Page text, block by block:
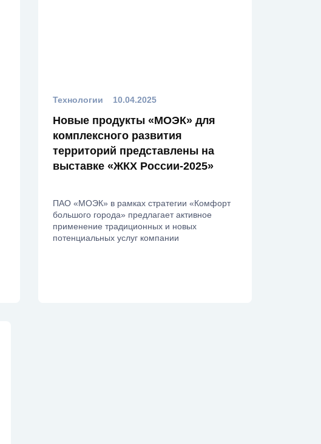
Технологии 10.04.2025
Новые продукты «МОЭК» для
комплексного развития
территорий представлены на
выставке «ЖКХ России-2025»
ПАО «МОЭК» в рамках стратегии «Комфорт
большого города» предлагает активное
применение традиционных и новых
потенциальных услуг компании